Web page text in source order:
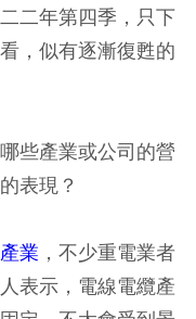
二年第四季，只下
，似有逐漸復甦的
些產業或公司的營
表現？
業 ，不少重電業者
表示，電線電纜產